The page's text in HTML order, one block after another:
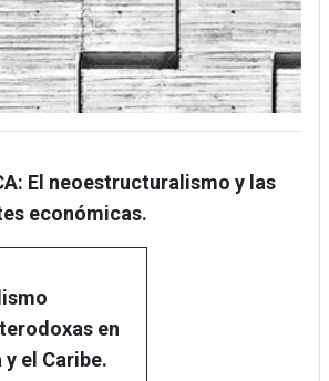
El neoestructuralismo y las
económicas.
en
el Caribe.